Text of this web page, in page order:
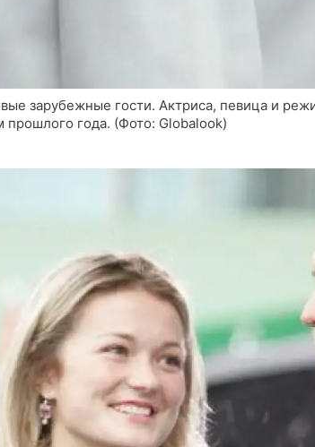
зарубежные гости. Актриса, певица и
прошлого года. (Фото: Globalook)